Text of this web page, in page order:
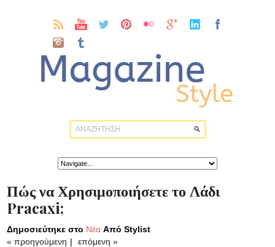
Πώς να Χρησιμοποιήσετε το Λάδι
Pracaxi;
Δημοσιεύτηκε στο Νέα Από Stylist
« προηγούμενη | επόμενη »